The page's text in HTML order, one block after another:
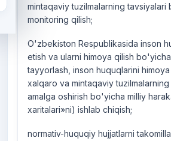
mintaqaviy tuzilmalarning tavsiyalari
monitoring qilish;
O'zbekiston Respublikasida inson
etish va ularni himoya qilish
tayyorlash, inson huquqlarini
xalqaro va mintaqaviy tuzilmalarning
amalga oshirish bo'yicha milliy
xaritalari»ni) ishlab chiqish;
normativ-huquqiy hujjatlarni